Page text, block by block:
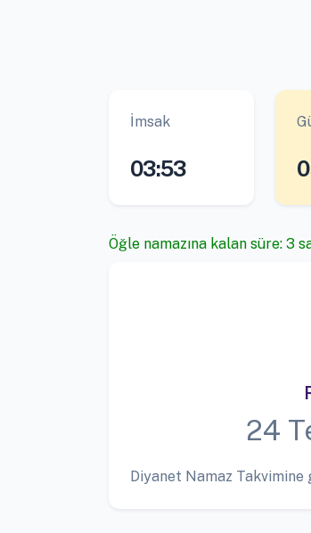
İmsak
03:53
Öğle namazına kalan süre: 3
24
Diyanet Namaz Takvimine